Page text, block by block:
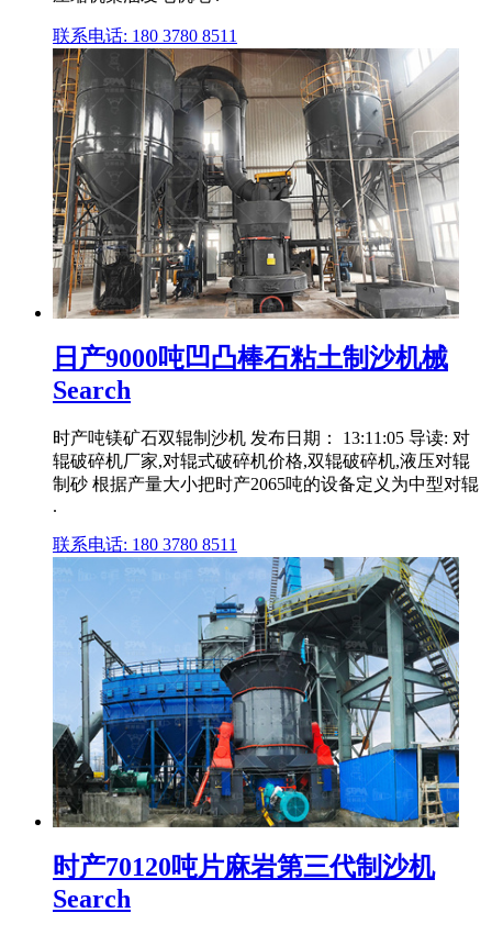
联系电话: 180 3780 8511
日产9000吨凹凸棒石粘土制沙机械
Search
时产吨镁矿石双辊制沙机 发布日期： 13:11:05 导读: 对
辊破碎机厂家,对辊式破碎机价格,双辊破碎机,液压对辊
制砂 根据产量大小把时产2065吨的设备定义为中型对辊
.
联系电话: 180 3780 8511
时产70120吨片麻岩第三代制沙机
Search